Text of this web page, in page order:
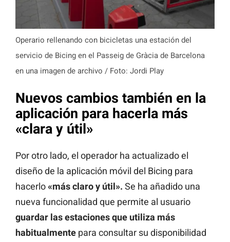
Operario rellenando con bicicletas una estación del
servicio de Bicing en el Passeig de Gràcia de Barcelona
en una imagen de archivo / Foto: Jordi Play
Nuevos cambios también en la
aplicación para hacerla más
«clara y útil»
Por otro lado, el operador ha actualizado el
diseño de la aplicación móvil del Bicing para
hacerlo«más claro y útil». Se ha añadido una
nueva funcionalidad que permite al usuario
guardar las estaciones que utiliza más
habitualmente para consultar su disponibilidad